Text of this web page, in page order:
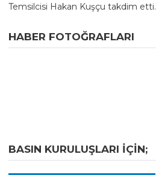
Temsilcisi Hakan Kuşçu takdim etti.
HABER FOTOĞRAFLARI
BASIN KURULUŞLARI IÇIN;